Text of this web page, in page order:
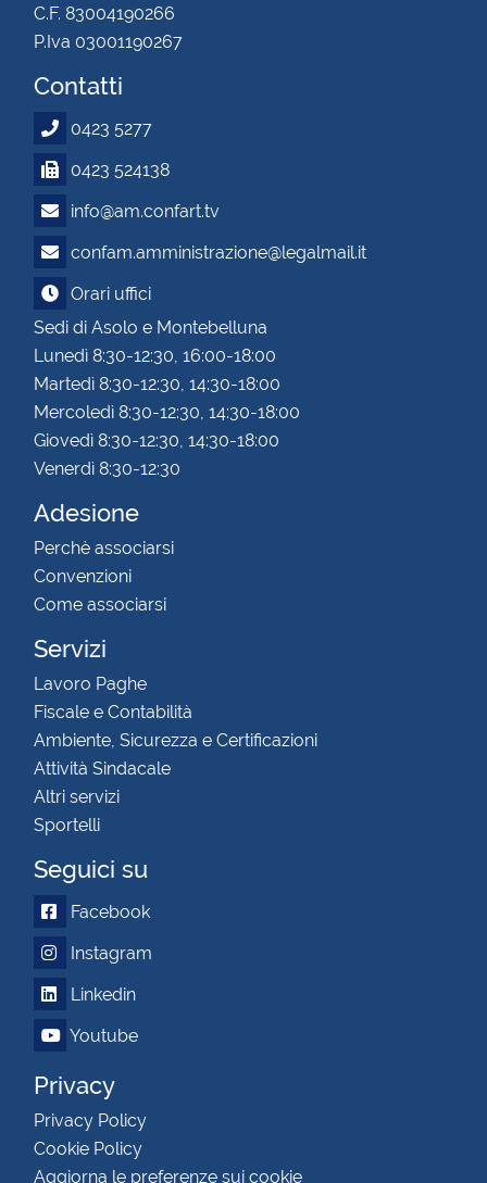
C.F. 83004190266
P.Iva 03001190267
Contatti
0423 5277
0423 524138
info@am.confart.tv
confam.amministrazione@legalmail.it
Orari uffici
Sedi di Asolo e Montebelluna
Lunedì 8:30-12:30, 16:00-18:00
Martedì 8:30-12:30, 14:30-18:00
Mercoledì 8:30-12:30, 14:30-18:00
Giovedì 8:30-12:30, 14:30-18:00
Venerdì 8:30-12:30
Adesione
Perchè associarsi
Convenzioni
Come associarsi
Servizi
Lavoro Paghe
Fiscale e Contabilità
Ambiente, Sicurezza e Certificazioni
Attività Sindacale
Altri servizi
Sportelli
Seguici su
Facebook
Instagram
Linkedin
Youtube
Privacy
Privacy Policy
Cookie Policy
Aggiorna le preferenze sui cookie